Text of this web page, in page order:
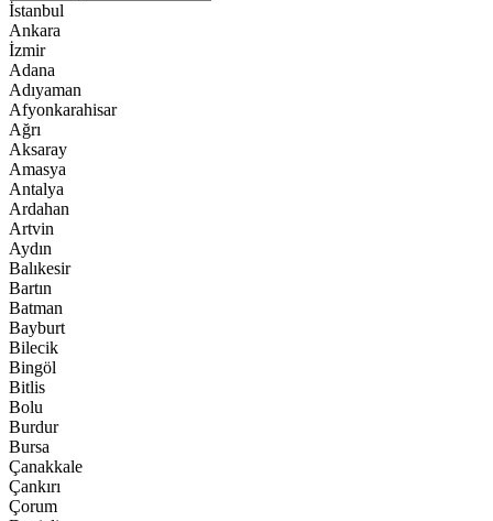
İstanbul
Ankara
İzmir
Adana
Adıyaman
Afyonkarahisar
Ağrı
Aksaray
Amasya
Antalya
Ardahan
Artvin
Aydın
Balıkesir
Bartın
Batman
Bayburt
Bilecik
Bingöl
Bitlis
Bolu
Burdur
Bursa
Çanakkale
Çankırı
Çorum